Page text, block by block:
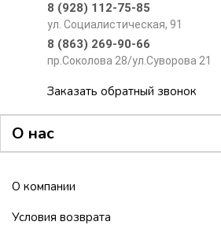
8 (928) 112-75-85
ул. Социалистическая, 91
8 (863) 269-90-66
пр.Соколова 28/ул.Суворова 21
Заказать обратный звонок
О нас
О компании
Условия возврата